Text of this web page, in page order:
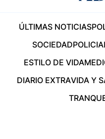
ÚLTIMAS NOTICIAS
SOCIEDAD
ESTILO DE VIDA
DIARIO EXTRAVIDA Y